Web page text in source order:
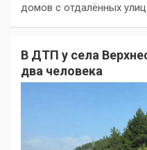
домов с отдалённых улиц
В ДТП у села
два человека